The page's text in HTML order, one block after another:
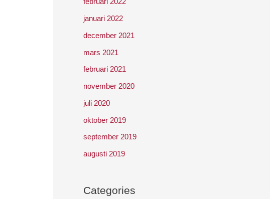
januari 2022
december 2021
mars 2021
februari 2021
november 2020
juli 2020
oktober 2019
september 2019
augusti 2019
Categories